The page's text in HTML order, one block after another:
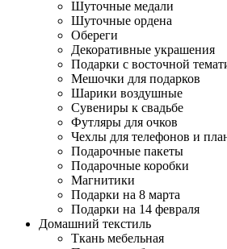
Шуточные медали
Шуточные ордена
Обереги
Декоративные украшения
Подарки с восточной
Мешочки для подарков
Шарики воздушные
Сувениры к свадьбе
Футляры для очков
Чехлы для телефонов и
Подарочные пакеты
Подарочные коробки
Магнитики
Подарки на 8 марта
Подарки на 14 февраля
Домашний текстиль
Ткань мебельная